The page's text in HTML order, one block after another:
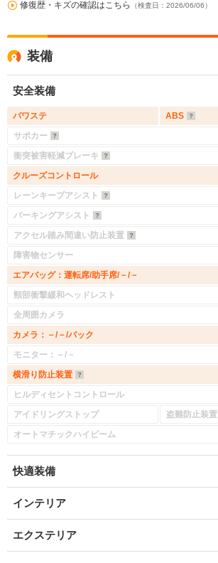
修復歴・キズの確認はこちら （検査日：2026/06/06）
装備
安全装備
パワステ
ABS
サポカー
衝突被害軽減ブレーキ
クルーズコントロール
レーンキープアシスト
パーキングアシスト
アクセル踏み間違い防止装置
障害物センサー
エアバッグ：運転席/助手席/－/－
頸部衝撃緩和ヘッドレスト
全周囲カメラ
カメラ：－/－/バック
モニター：－/－
横滑り防止装置
ヒルディセントコントロール
アイドリングストップ
盗難防止装置
オートマチックハイビーム
快適装備
インテリア
エクステリア